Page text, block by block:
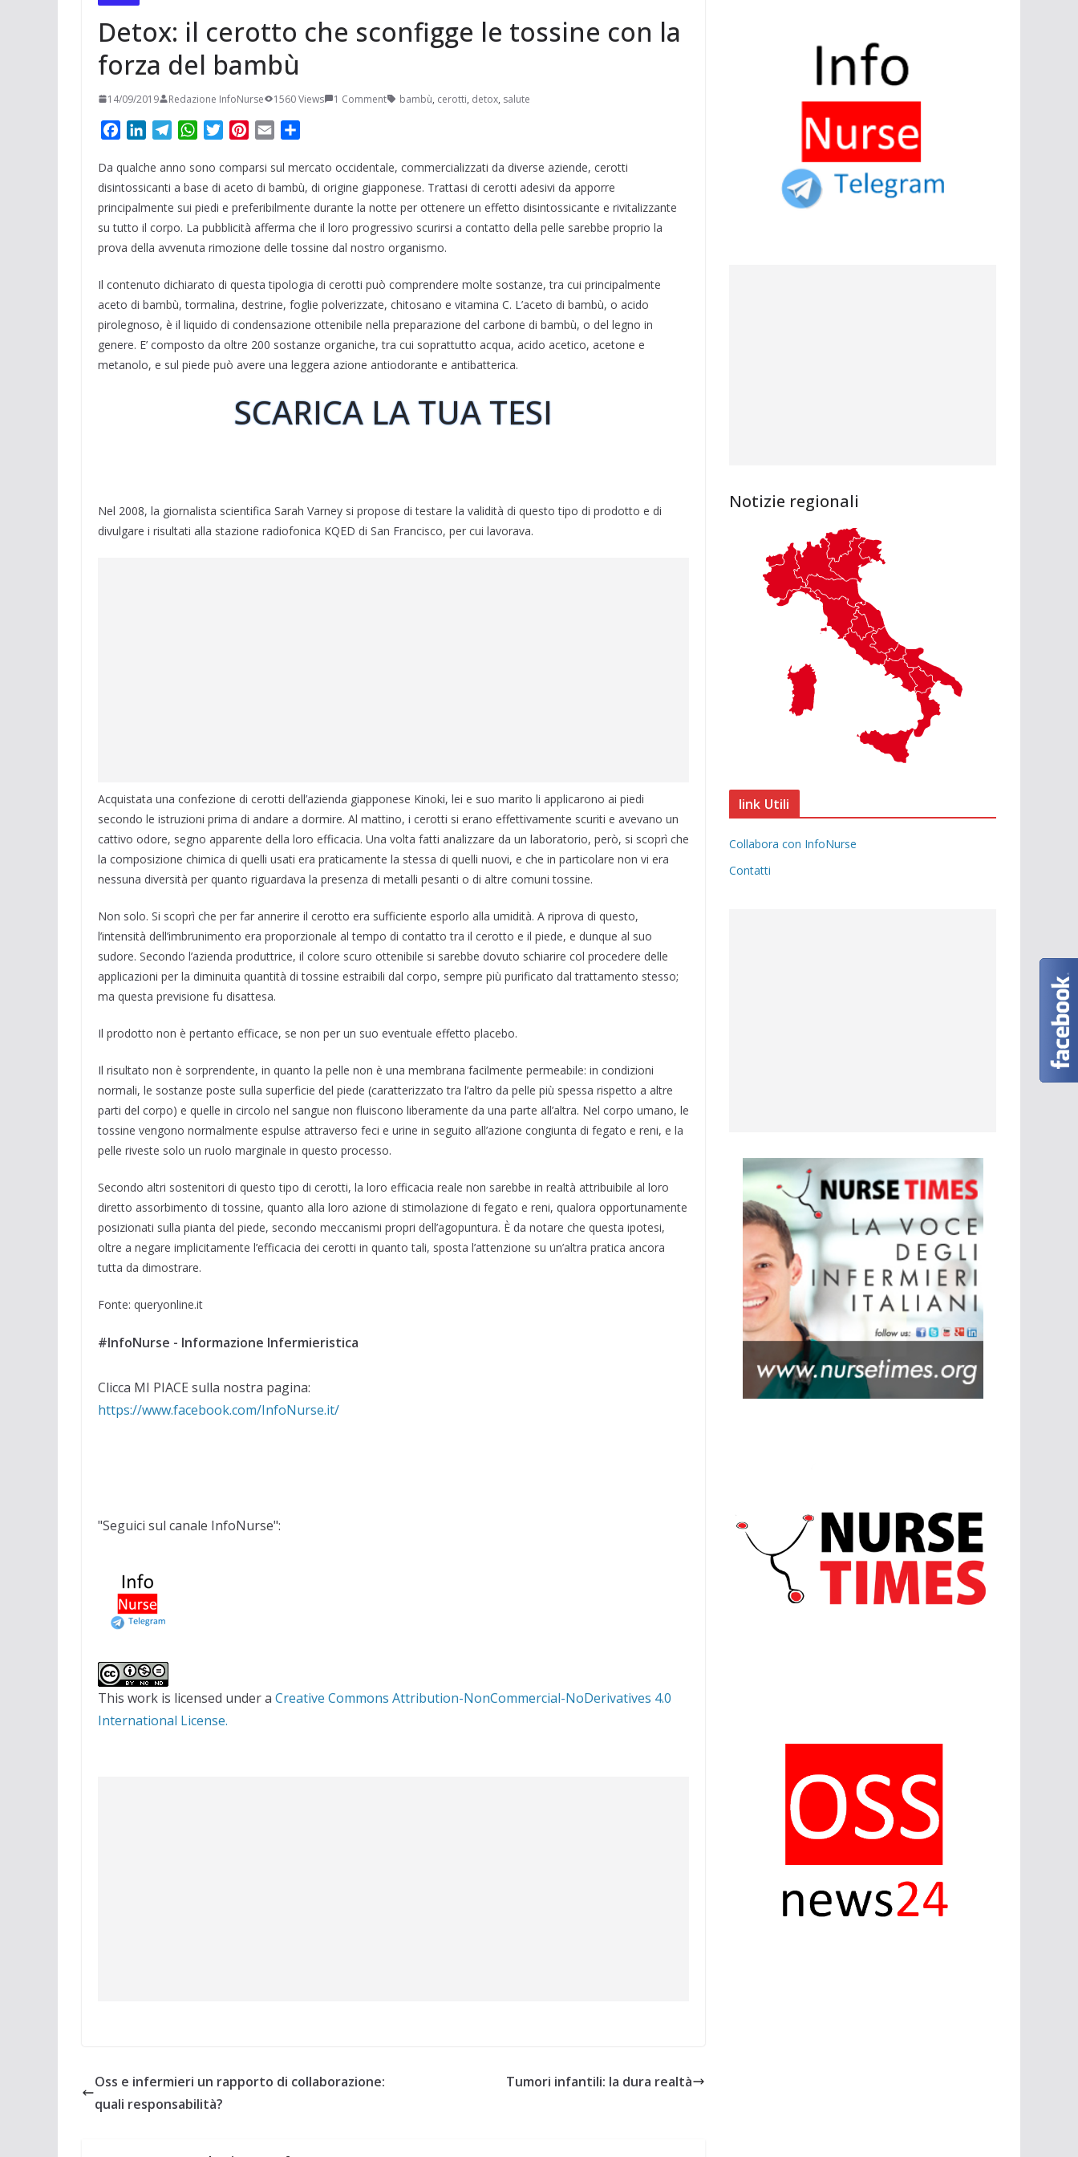
Detox: il cerotto che sconfigge le tossine con la
forza del bambù
14/09/2019 Redazione InfoNurse 1560 Views 1 Comment bambù, cerotti, detox, salute
c
e
b
o
o
n
k
e
d
I
l
e
g
r
a
W
a
t
s
A
p
i
t
t
e
r
n
t
e
r
e
t
a
i
l
n
d
i
v
i
i
Da qualche anno sono comparsi sul mercato occidentale, commercializzati da diverse aziende, cerotti
disintossicanti a base di aceto di bambù, di origine giapponese. Trattasi di cerotti adesivi da apporre
principalmente sui piedi e preferibilmente durante la notte per ottenere un effetto disintossicante e rivitalizzante
su tutto il corpo. La pubblicità afferma che il loro progressivo scurirsi a contatto della pelle sarebbe proprio la
prova della avvenuta rimozione delle tossine dal nostro organismo.
Il contenuto dichiarato di questa tipologia di cerotti può comprendere molte sostanze, tra cui principalmente
aceto di bambù, tormalina, destrine, foglie polverizzate, chitosano e vitamina C. L’aceto di bambù, o acido
pirolegnoso, è il liquido di condensazione ottenibile nella preparazione del carbone di bambù, o del legno in
genere. E’ composto da oltre 200 sostanze organiche, tra cui soprattutto acqua, acido acetico, acetone e
metanolo, e sul piede può avere una leggera azione antiodorante e antibatterica.
SCARICA LA TUA TESI
Nel 2008, la giornalista scientifica Sarah Varney si propose di testare la validità di questo tipo di prodotto e di
divulgare i risultati alla stazione radiofonica KQED di San Francisco, per cui lavorava.
Acquistata una confezione di cerotti dell’azienda giapponese Kinoki, lei e suo marito li applicarono ai piedi
secondo le istruzioni prima di andare a dormire. Al mattino, i cerotti si erano effettivamente scuriti e avevano un
cattivo odore, segno apparente della loro efficacia. Una volta fatti analizzare da un laboratorio, però, si scoprì che
la composizione chimica di quelli usati era praticamente la stessa di quelli nuovi, e che in particolare non vi era
nessuna diversità per quanto riguardava la presenza di metalli pesanti o di altre comuni tossine.
Non solo. Si scoprì che per far annerire il cerotto era sufficiente esporlo alla umidità. A riprova di questo,
l’intensità dell’imbrunimento era proporzionale al tempo di contatto tra il cerotto e il piede, e dunque al suo
sudore. Secondo l’azienda produttrice, il colore scuro ottenibile si sarebbe dovuto schiarire col procedere delle
applicazioni per la diminuita quantità di tossine estraibili dal corpo, sempre più purificato dal trattamento stesso;
ma questa previsione fu disattesa.
Il prodotto non è pertanto efficace, se non per un suo eventuale effetto placebo.
Il risultato non è sorprendente, in quanto la pelle non è una membrana facilmente permeabile: in condizioni
normali, le sostanze poste sulla superficie del piede (caratterizzato tra l’altro da pelle più spessa rispetto a altre
parti del corpo) e quelle in circolo nel sangue non fluiscono liberamente da una parte all’altra. Nel corpo umano, le
tossine vengono normalmente espulse attraverso feci e urine in seguito all’azione congiunta di fegato e reni, e la
pelle riveste solo un ruolo marginale in questo processo.
Secondo altri sostenitori di questo tipo di cerotti, la loro efficacia reale non sarebbe in realtà attribuibile al loro
diretto assorbimento di tossine, quanto alla loro azione di stimolazione di fegato e reni, qualora opportunamente
posizionati sulla pianta del piede, secondo meccanismi propri dell’agopuntura. È da notare che questa ipotesi,
oltre a negare implicitamente l’efficacia dei cerotti in quanto tali, sposta l’attenzione su un’altra pratica ancora
tutta da dimostrare.
Fonte: queryonline.it
#InfoNurse - Informazione Infermieristica
Clicca MI PIACE sulla nostra pagina:
https://www.facebook.com/InfoNurse.it/
"Seguici sul canale InfoNurse":
This work is licensed under a Creative Commons Attribution-NonCommercial-NoDerivatives 4.0
International License.
Oss e infermieri un rapporto di collaborazione:
quali responsabilità?
Tumori infantili: la dura realtà
Notizie regionali
link Utili
Collabora con InfoNurse
Contatti